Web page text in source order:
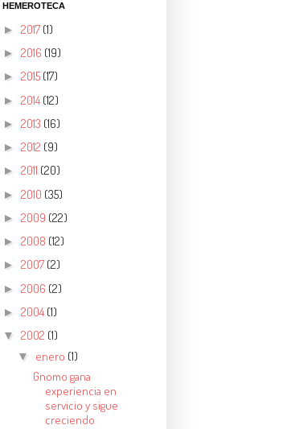
HEMEROTECA
► 2017 (1)
► 2016 (19)
► 2015 (17)
► 2014 (12)
► 2013 (16)
► 2012 (9)
► 2011 (20)
► 2010 (35)
► 2009 (22)
► 2008 (12)
► 2007 (2)
► 2006 (2)
► 2004 (1)
▼ 2002 (1)
▼ enero (1)
Gnomo gana
experiencia en
servicio y sigue
creciendo